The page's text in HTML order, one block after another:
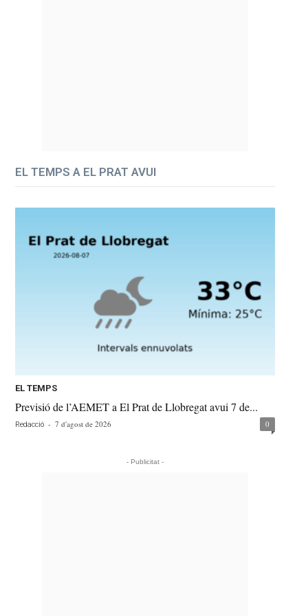
EL TEMPS A EL PRAT AVUI
EL TEMPS
Previsió de l’AEMET a El Prat de Llobregat avui 7 de...
Redacció - 7 d'agost de 2026 0
- Publicitat -